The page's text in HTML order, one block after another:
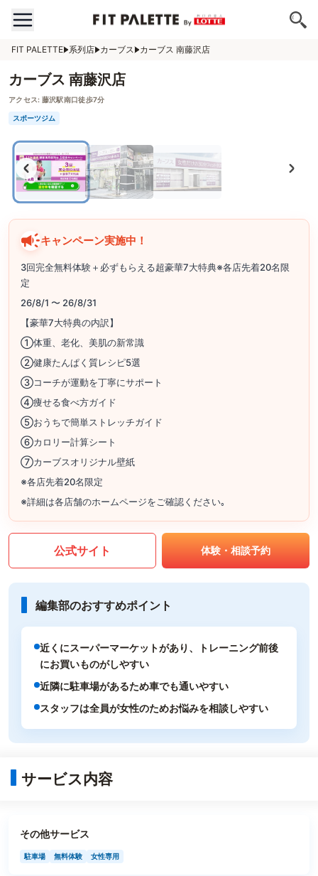
FIT PALETTE 系列店 カーブス カーブス 南藤沢店
カーブス 南藤沢店
アクセス: 藤沢駅南口徒歩7分
スポーツジム
キャンペーン実施中！
3回完全無料体験＋必ずもらえる超豪華7大特典※各店先着20名限
定
26/8/1 〜 26/8/31
【豪華7大特典の内訳】
①体重、老化、美肌の新常識
②健康たんぱく質レシピ5選
③コーチが運動を丁寧にサポート
④痩せる食べ方ガイド
⑤おうちで簡単ストレッチガイド
⑥カロリー計算シート
⑦カーブスオリジナル壁紙
※各店先着20名限定
※詳細は各店舗のホームページをご確認ください｡
公式サイト 体験・相談予約
編集部のおすすめポイント
近くにスーパーマーケットがあり、トレーニング前後
にお買いものがしやすい
近隣に駐車場があるため車でも通いやすい
スタッフは全員が女性のためお悩みを相談しやすい
サービス内容
その他サービス
駐車場 無料体験 女性専用